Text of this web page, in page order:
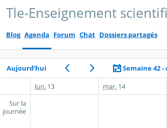
Tle-Enseignement
Blog Agenda Forum Chat Dossiers partagés
Aujourd’hui Semaine 42 -
lun. 13 mar. 14
Sur la
journée